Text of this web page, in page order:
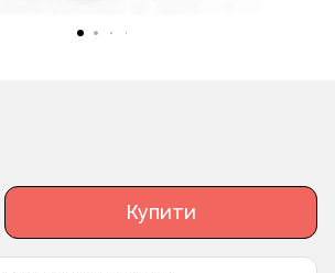
Купити